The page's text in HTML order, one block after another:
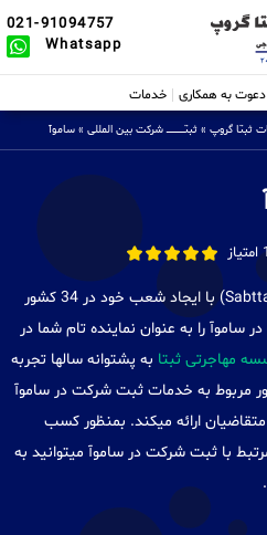
021-91094757
Whatsapp
دعوت به همکاری خدمات
ثبتا گروپ » ثبتــــــــــــــــ شرکت بین المللی » ساموآ
(Sabtta Group) با ایجاد شعب خود در 34 کشور
را به عنوان نماینده تام شما در
مهاجرتی ثبتا به پشتوانه سالها تجربه
مربوط به خدمات ثبت شرکت در ساموآ
ارائه میکند. بمنظور کسب
با ثبت شرکت در ساموآ میتوانید به